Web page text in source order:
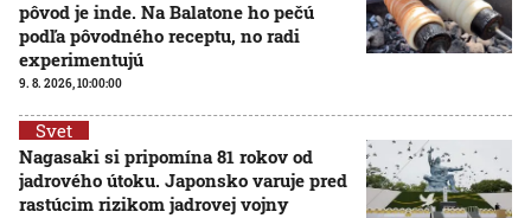
pôvod je inde. Na Balatone ho pečú
podľa pôvodného receptu, no radi
experimentujú
9. 8. 2026, 10:00:00
Svet
Nagasaki si pripomína 81 rokov od
jadrového útoku. Japonsko varuje pred
rastúcim rizikom jadrovej vojny